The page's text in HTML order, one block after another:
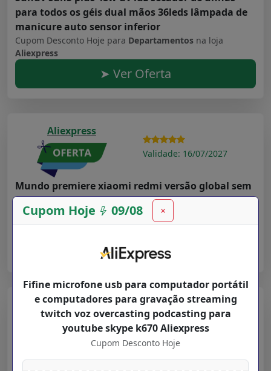
para todos os géis dual mãos 36leds lâmpada de
manicure auto sensor inferior
Cupom Desconto Hoje para Departamentos na loja
Aliexpress
➤ Ver Oferta
Aliexpress
Validade: 16/07/2027
Mundo premiere xiaomi redmi versão global sem
fio fone de ouvido tws suporte bluetooth
Cupom Desconto Hoje paraDepartamentos
Aliexpress
➤ Ver Oferta
Aliexpress
Validade: 16/07/2027
New Users $ 20 12 YOUPIN12 Youpin haylou Solar
Cupom Hoje 09/08 ×
Fifine microfone usb para computador portátil
e computadores para gravação streaming
twitch voz overcasting podcasting para
youtube skype k670 Aliexpress
Cupom Desconto Hoje